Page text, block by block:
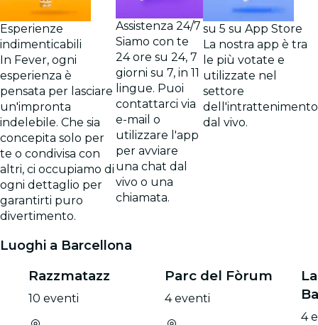
Esperienze
indimenticabili
In Fever, ogni
esperienza è
pensata per lasciare
un'impronta
indelebile. Che sia
concepita solo per
te o condivisa con
altri, ci occupiamo di
ogni dettaglio per
garantirti puro
divertimento.
Assistenza 24/7
Siamo con te
24 ore su 24, 7
giorni su 7, in 11
lingue. Puoi
contattarci via
e-mail o
utilizzare l'app
per avviare
una chat dal
vivo o una
chiamata.
su 5 su App Store
La nostra app è tra
le più votate e
utilizzate nel
settore
dell'intrattenimento
dal vivo.
Luoghi a Barcellona
Razzmatazz
10 eventi
Parc del Fòrum
4 eventi
4